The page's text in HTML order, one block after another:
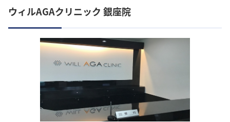
ウィルAGAクリニック 銀座院